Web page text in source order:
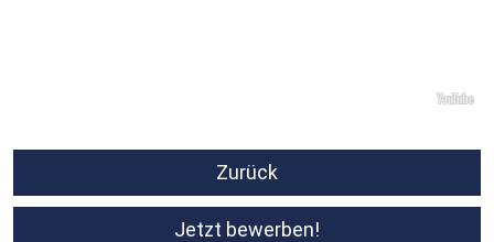
Zurück
Jetzt bewerben!